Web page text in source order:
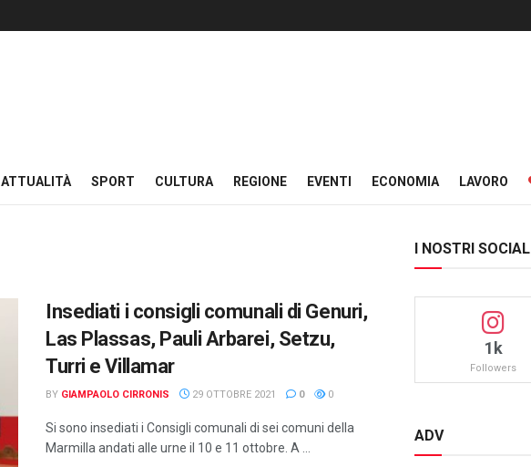
ATTUALITÀ SPORT CULTURA REGIONE EVENTI ECONOMIA LAVORO
Insediati i consigli comunali di Genuri,
Las Plassas, Pauli Arbarei, Setzu,
Turri e Villamar
BY GIAMPAOLO CIRRONIS 29 OTTOBRE 2021 0 0
Si sono insediati i Consigli comunali di sei comuni della
Marmilla andati alle urne il 10 e 11 ottobre. A ...
I NOSTRI SOCIAL
1k
Followers
ADV